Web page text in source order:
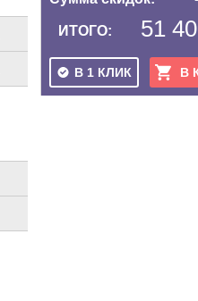
ИТОГО: 51
В 1 КЛИК В